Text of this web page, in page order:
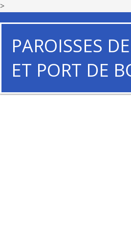
>
PAROISSES
ET PORT DE